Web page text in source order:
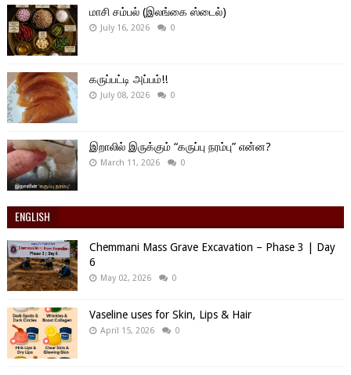
மாசி சம்பல் (இலங்கை ஸ்டைல்)
July 16, 2026 0
கருப்பட்டி அப்பம்!!
July 08, 2026 0
இறாலில் இருக்கும் “கருப்பு நரம்பு” என்ன?
March 11, 2026 0
ENGLISH
Chemmani Mass Grave Excavation – Phase 3 | Day
6
May 02, 2026 0
Vaseline uses for Skin, Lips & Hair
April 15, 2026 0